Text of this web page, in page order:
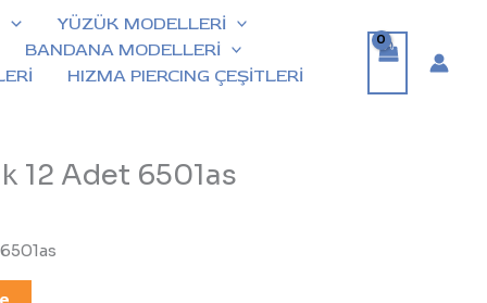
YÜZÜK MODELLERİ
BANDANA MODELLERİ
HIZMA PIERCING ÇEŞİTLERİ
12 Adet 6501as